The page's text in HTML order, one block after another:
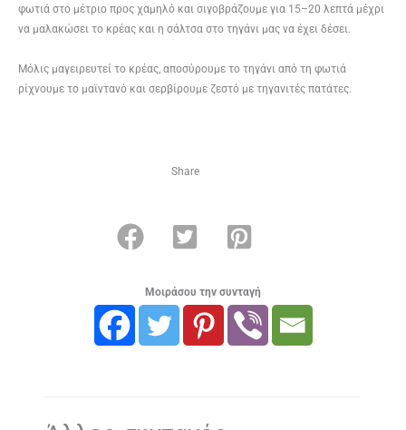
φωτιά στο μέτριο προς χαμηλό και σιγοβράζουμε για 15–20 λεπτά μέχρι
να μαλακώσει το κρέας και η σάλτσα στο τηγάνι μας να έχει δέσει.
Μόλις μαγειρευτεί το κρέας, αποσύρουμε το τηγάνι από τη φωτιά
ρίχνουμε το μαϊντανό και σερβίρουμε ζεστό με τηγανιτές πατάτες.
Share
Μοιράσου την συνταγή